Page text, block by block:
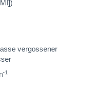
vergossener
-1